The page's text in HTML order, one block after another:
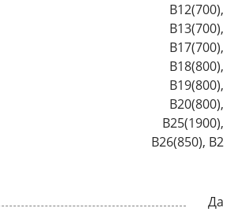
B12(700),
B13(700),
B17(700),
B18(800),
B19(800),
B20(800),
B25(1900),
B26(850), B2
Да